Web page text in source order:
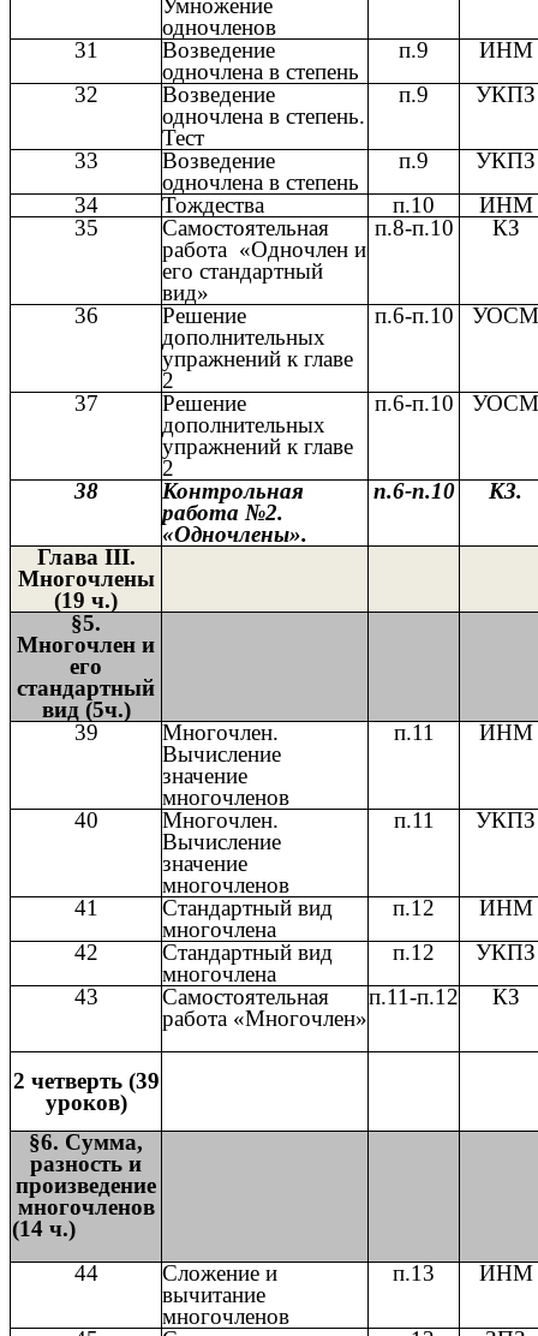
Умножение
одночленов
31
Возведение
одночлена в степень
п.9
ИНМ
32
Возведение
одночлена в степень.
Тест
п.9 УКПЗ
33
Возведение
одночлена в степень
п.9
УКПЗ
34
Тождества п.10
ИНМ
35
Самостоятельная
работа «Одночлен и
его стандартный
вид»
п.8-п.10 КЗ
36
Решение
дополнительных
упражнений к главе
2
п.6-п.10 УОСМ
37
Решение
дополнительных
упражнений к главе
2
п.6-п.10 УОСМ
38
Контрольная
работа №2.
«Одночлены».
п.6-п.10 КЗ.
Глава III.
Многочлены
(19 ч.)
§5.
Многочлен и
его
стандартный
вид (5ч.)
39
Многочлен.
Вычисление
значение
многочленов
п.11 ИНМ
40
Многочлен.
Вычисление
значение
многочленов
п.11 УКПЗ
41
Стандартный вид
многочлена
п.12
ИНМ
42
Стандартный вид
многочлена
п.12
УКПЗ
43
Самостоятельная
работа «Многочлен»
п.11-п.12 КЗ
2 четверть (39
уроков)
§6. Сумма,
разность и
произведение
многочленов
(14 ч.)
44
Сложение и
вычитание
многочленов
п.13 ИНМ